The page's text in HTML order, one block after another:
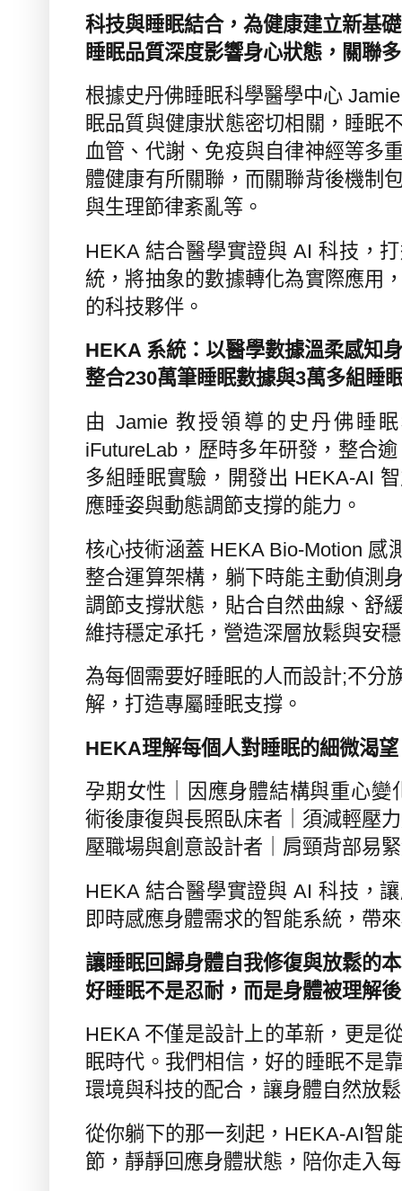
科技與睡眠結合，為健康建立新基礎
睡眠品質深度影響身心狀態，關聯
根據史丹佛睡眠科學醫學中心
眠品質與健康狀態密切相關，睡眠
血管、代謝、免疫與自律神經等多
體健康有所關聯，而關聯背後機制
與生理節律紊亂等。
HEKA 結合醫學實證與 AI科技，
統，將抽象的數據轉化為實際應用
的科技夥伴。
HEKA 系統：以醫學數據溫柔感知
整合230萬筆睡眠數據與3萬多組睡
由 Jamie教授領導的史丹佛睡
iFutureLab ，歷時多年研發，整合逾
多組睡眠實驗，開發出 HEKA-AI
應睡姿與動態調節支撐的能力。
核心技術涵蓋 HEKA Bio-Motion 感
整合運算架構，躺下時能主動偵測
調節支撐狀態，貼合自然曲線、舒
維持穩定承托，營造深層放鬆與安
為每個需要好睡眠的人而設計;不分
解，打造專屬睡眠支撐。
HEKA理解每個人對睡眠的細微渴
孕期女性｜因應身體結構與重心
術後康復與長照臥床者｜須減輕壓
壓職場與創意設計者｜肩頸背部易
HEKA 結合醫學實證與 AI科技，
即時感應身體需求的智能系統，帶
讓睡眠回歸身體自我修復與放鬆的
好睡眠不是忍耐，而是身體被理解
HEKA 不僅是設計上的革新，更是
眠時代。我們相信，好的睡眠不是
環境與科技的配合，讓身體自然放
從你躺下的那一刻起， HEKA-AI智
節，靜靜回應身體狀態，陪你走入